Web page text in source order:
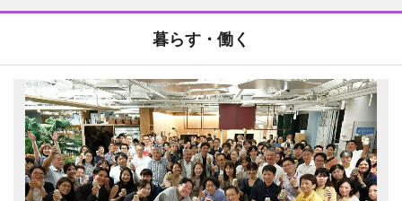
暮らす・働く